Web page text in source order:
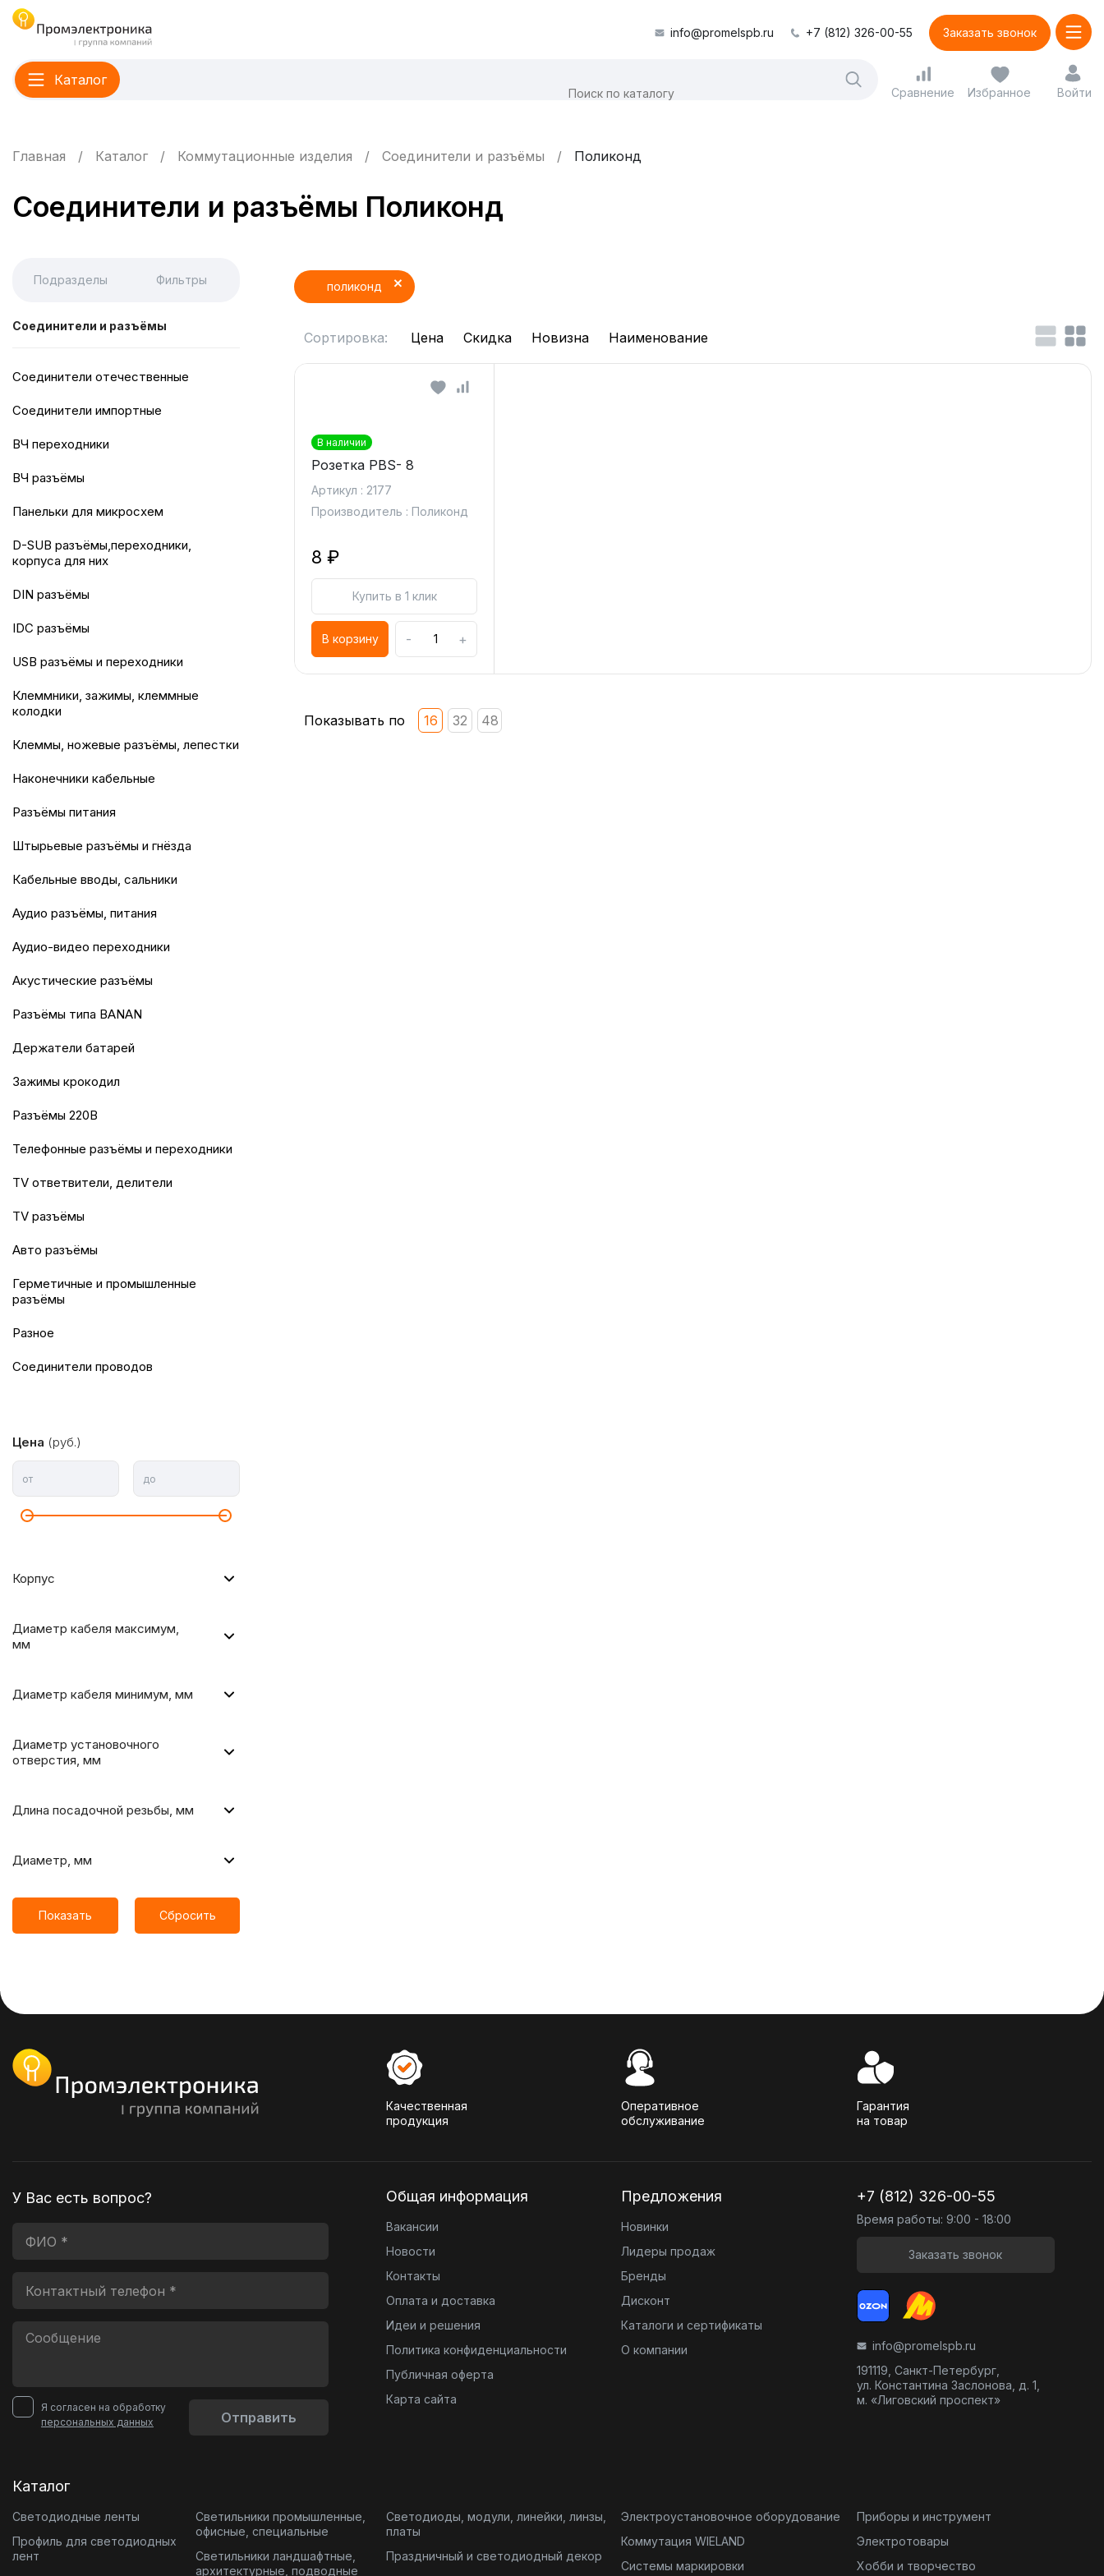
info@promelspb.ru +7 (812) 326-00-55 Заказать звонок
Каталог
Сравнение Избранное Войти
Главная Каталог Коммутационные изделия Соединители и разъёмы Поликонд
Соединители и разъёмы Поликонд
Подразделы Фильтры
Соединители и разъёмы
Соединители отечественные
Соединители импортные
ВЧ переходники
ВЧ разъёмы
Панельки для микросхем
D-SUB разъёмы,переходники,
корпуса для них
DIN разъёмы
IDC разъёмы
USB разъёмы и переходники
Клеммники, зажимы, клеммные
колодки
Клеммы, ножевые разъёмы, лепестки
Наконечники кабельные
Разъёмы питания
Штырьевые разъёмы и гнёзда
Кабельные вводы, сальники
Аудио разъёмы, питания
Аудио-видео переходники
Акустические разъёмы
Разъёмы типа BANAN
Держатели батарей
Зажимы крокодил
Разъёмы 220В
Телефонные разъёмы и переходники
TV ответвители, делители
TV разъёмы
Авто разъёмы
Герметичные и промышленные
разъёмы
Разное
Соединители проводов
Цена (руб.)
от до
Корпус
Диаметр кабеля максимум,
мм
Диаметр кабеля минимум, мм
Диаметр установочного
отверстия, мм
Длина посадочной резьбы, мм
Диаметр, мм
Показать Сбросить
поликонд
Сортировка: Цена Скидка Новизна Наименование
В наличии
Розетка PBS- 8
Артикул : 2177
Производитель : Поликонд
8 ₽
Купить в 1 клик
В корзину - +
Показывать по 16 32 48
Качественная
продукция
Оперативное
обслуживание
Гарантия
на товар
У Вас есть вопрос?
Я согласен на обработку
персональных данных
Отправить
Общая информация
Вакансии
Новости
Контакты
Оплата и доставка
Идеи и решения
Политика конфиденциальности
Публичная оферта
Карта сайта
Предложения
Новинки
Лидеры продаж
Бренды
Дисконт
Каталоги и сертификаты
О компании
+7 (812) 326-00-55
Время работы: 9:00 - 18:00
Заказать звонок
info@promelspb.ru
191119, Санкт-Петербург,
ул. Константина Заслонова, д. 1,
м. «Лиговский проспект»
Каталог
Светодиодные ленты
Профиль для светодиодных
лент
Светильники промышленные,
офисные, специальные
Светильники ландшафтные,
архитектурные, подводные
Светодиоды, модули, линейки, линзы,
платы
Праздничный и светодиодный декор
Электроустановочное оборудование
Коммутация WIELAND
Системы маркировки
Приборы и инструмент
Электротовары
Хобби и творчество